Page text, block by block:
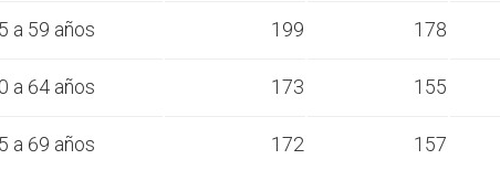
a 59 años 199 178
a 64 años 173 155
a 69 años 172 157